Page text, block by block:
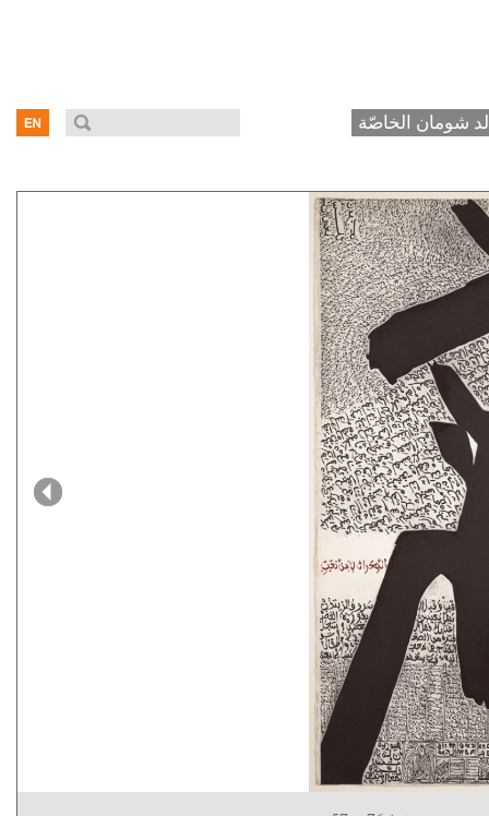
شومان الخاصّة